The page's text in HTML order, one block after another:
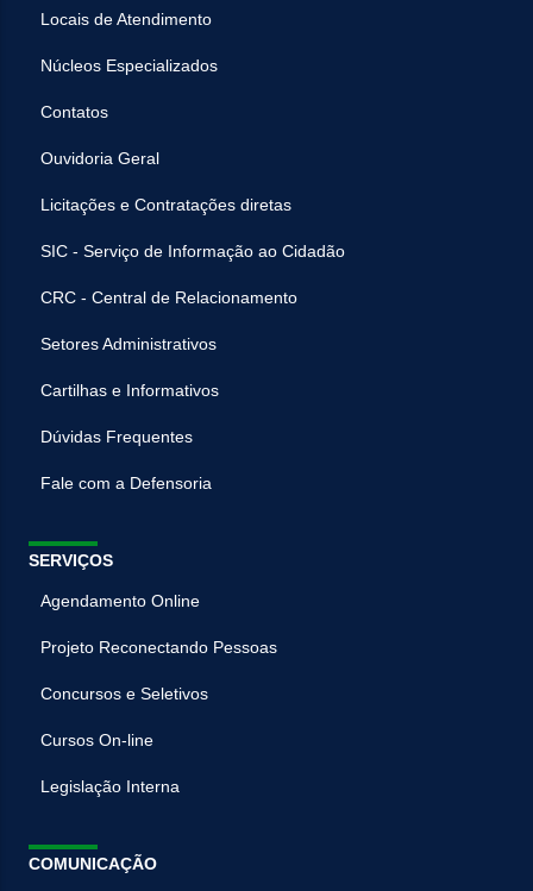
Locais de Atendimento
Núcleos Especializados
Contatos
Ouvidoria Geral
Licitações e Contratações diretas
SIC - Serviço de Informação ao Cidadão
CRC - Central de Relacionamento
Setores Administrativos
Cartilhas e Informativos
Dúvidas Frequentes
Fale com a Defensoria
SERVIÇOS
Agendamento Online
Projeto Reconectando Pessoas
Concursos e Seletivos
Cursos On-line
Legislação Interna
COMUNICAÇÃO